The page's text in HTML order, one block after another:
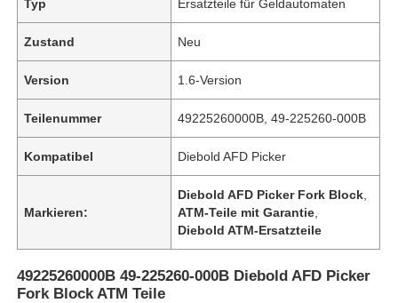
Typ Ersatzteile für Geldautomaten
Zustand Neu
Version 1.6-Version
Teilenummer 49225260000B, 49-225260-000B
Kompatibel Diebold AFD Picker
Markieren:
Diebold AFD Picker Fork Block
ATM-Teile mit Garantie
Diebold ATM-Ersatzteile
49225260000B 49-225260-000B Diebold AFD Picker
Fork Block ATM Teile